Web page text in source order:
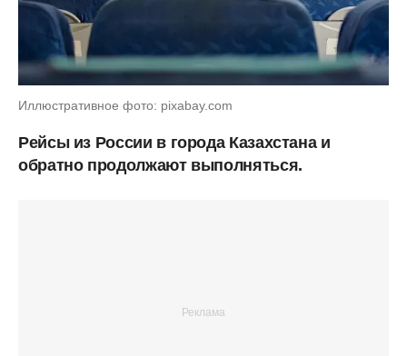
Иллюстративное фото: pixabay.com
Рейсы из России в города Казахстана и
обратно продолжают выполняться.